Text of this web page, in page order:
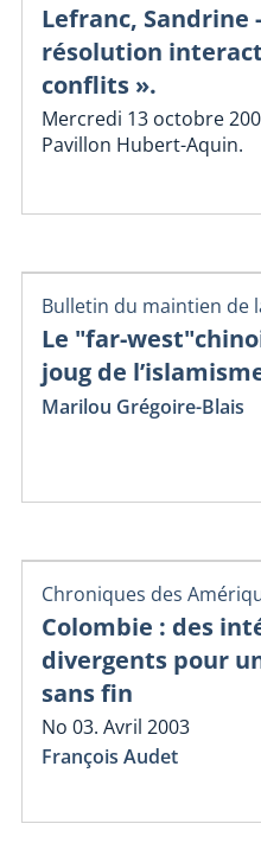
Lefranc, Sandrine
résolution
conflits ».
Mercredi 13 octobre
Pavillon Hubert-Aquin.
Bulletin du maintien de
Le "far-
joug de
Marilou Grégoire-Blais
Chroniques des
Colombie : des
divergents pour
sans fin
No 03. Avril 2003
François Audet